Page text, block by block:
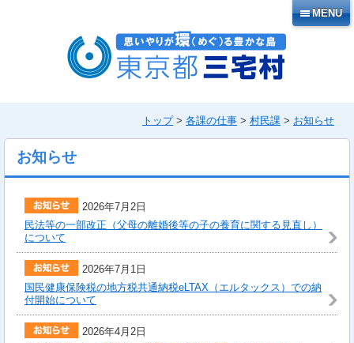
MENU
トップ> 各課の仕事 > 村民課 > お知らせ
お知らせ
2026年7月2日
民法等の一部改正（父母の離婚後等の子の養育に関する見直し）
について
2026年7月1日
国民健康保険税の地方税共通納税eLTAX（エルタックス）での納
付開始について
2026年4月2日